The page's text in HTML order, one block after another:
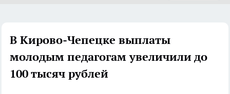
В Кирово-Чепецке выплаты
молодым педагогам увеличили до
100 тысяч рублей